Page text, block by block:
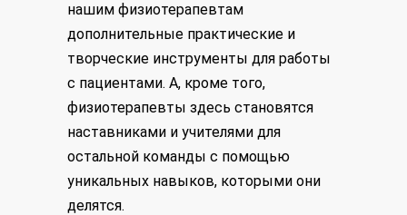
нашим физиотерапевтам
дополнительные практические и
творческие инструменты для работы
с пациентами. А, кроме того,
физиотерапевты здесь становятся
наставниками и учителями для
остальной команды с помощью
уникальных навыков, которыми они
делятся.